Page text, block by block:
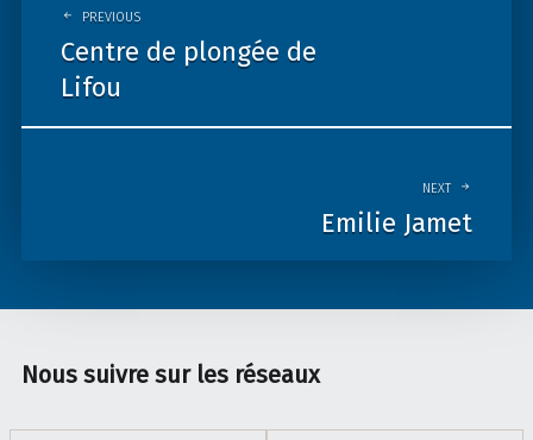
navigation
PREVIOUS
Centre de plongée de
Lifou
NEXT
Emilie Jamet
Nous suivre sur les réseaux